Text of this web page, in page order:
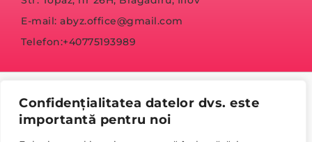
Confidențialitatea datelor dvs. este
importantă pentru noi
E-mail: abyz.office@gmail.com
Telefon:+40775193989